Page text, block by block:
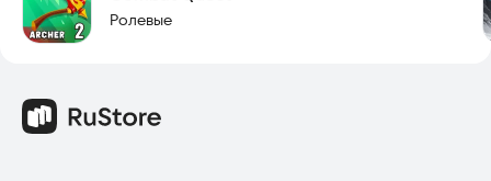
Настала эра новых героев! Начните играть бесплатно прямо
✌ Любите карточные и настольные игры, а также онлайн
РПГ? Присоединяйтесь к нашей группе Вконтакте!
Ролевые